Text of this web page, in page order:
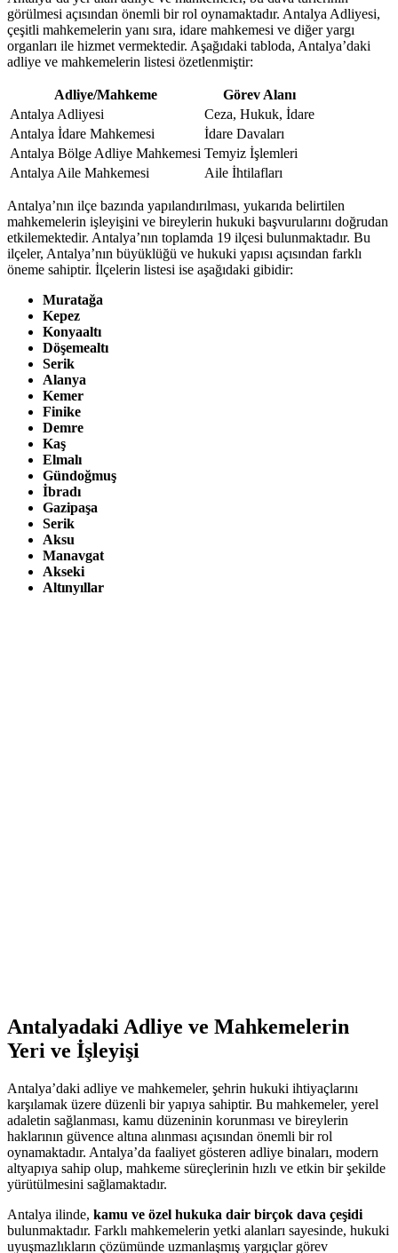
görülmesi açısından önemli bir rol‍ oynamaktadır. ⁢Antalya Adliyesi,
çeşitli mahkemelerin‌ yanı sıra,⁣ idare mahkemesi ve⁣ diğer yargı
organları⁤ ile hizmet⁣ vermektedir. Aşağıdaki tabloda, Antalya’daki
adliye ve ⁢mahkemelerin listesi⁤ özetlenmiştir:
Adliye/Mahkeme
Görev Alanı
Antalya Adliyesi
Ceza, Hukuk, İdare
Antalya İdare Mahkemesi
İdare Davaları
Antalya⁣ Bölge Adliye Mahkemesi Temyiz İşlemleri
Antalya Aile Mahkemesi
Aile İhtilafları
Antalya’nın ilçe ‍bazında yapılandırılması, yukarıda‌ belirtilen
mahkemelerin işleyişini ve bireylerin hukuki başvurularını doğrudan
etkilemektedir. Antalya’nın toplamda 19​ ilçesi bulunmaktadır. Bu
⁤ilçeler, Antalya’nın büyüklüğü ve hukuki ⁣yapısı açısından farklı
öneme sahiptir. İlçelerin listesi ​ise aşağıdaki​ gibidir:
Muratağa
Kepez
Konyaaltı
Döşemealtı
Serik
Alanya
Kemer
Finike
Demre
Kaş
Elmalı
Gündoğmuş
İbradı
Gazipaşa
Serik
Aksu
Manavgat
Akseki
Altınyıllar
Antalyadaki Adliye ve ⁤Mahkemelerin​
Yeri ve ⁢İşleyişi
Antalya’daki adliye ve mahkemeler, şehrin hukuki ihtiyaçlarını
karşılamak üzere düzenli bir yapıya sahiptir. Bu mahkemeler, yerel‌
adaletin⁢ sağlanması, kamu düzeninin korunması ‍ve bireylerin
‌haklarının güvence altına alınması açısından⁣ önemli bir rol
oynamaktadır. Antalya’da⁢ faaliyet gösteren adliye‍ binaları, modern
altyapıya sahip olup, mahkeme süreçlerinin hızlı ve​ etkin bir şekilde
yürütülmesini sağlamaktadır.
Antalya ilinde, kamu ve ​özel ​hukuka dair birçok dava‌ çeşidi
bulunmaktadır. Farklı⁤ mahkemelerin yetki alanları sayesinde, hukuki
uyuşmazlıkların çözümünde ⁤uzmanlaşmış yargıçlar görev